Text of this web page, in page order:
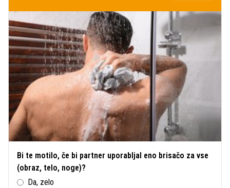
Bi te motilo, če bi partner uporabljal eno brisačo za vse
(obraz, telo, noge)?
Da, zelo